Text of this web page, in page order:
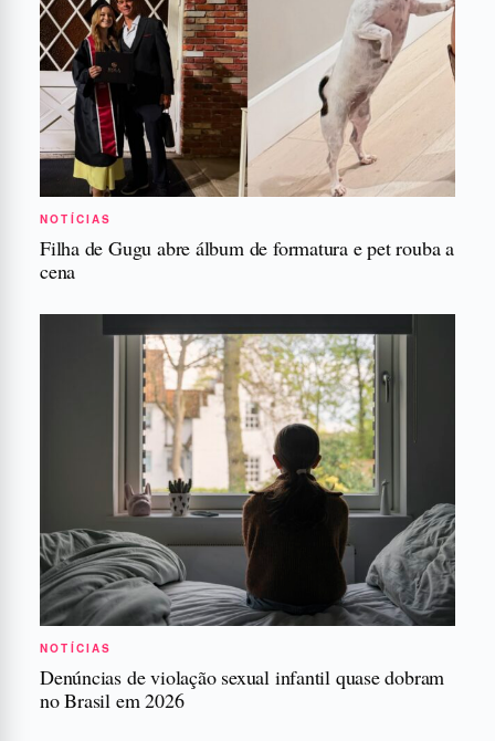
NOTÍCIAS
Filha de Gugu abre álbum de formatura e pet rouba a
cena
NOTÍCIAS
Denúncias de violação sexual infantil quase dobram
no Brasil em 2026